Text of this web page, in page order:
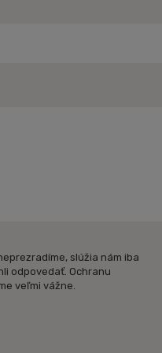
slúžia nám iba
odpovedať. Ochranu
veľmi vážne.